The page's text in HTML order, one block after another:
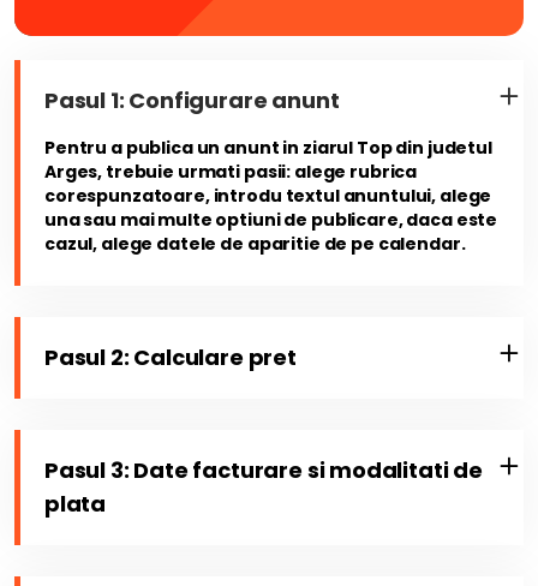
Pasul 1: Configurare anunt
Pentru a publica un anunt in ziarul Top din judetul
Arges, trebuie urmati pasii: alege rubrica
corespunzatoare, introdu textul anuntului, alege
una sau mai multe optiuni de publicare, daca este
cazul, alege datele de aparitie de pe calendar.
Pasul 2: Calculare pret
Pasul 3: Date facturare si modalitati de
plata